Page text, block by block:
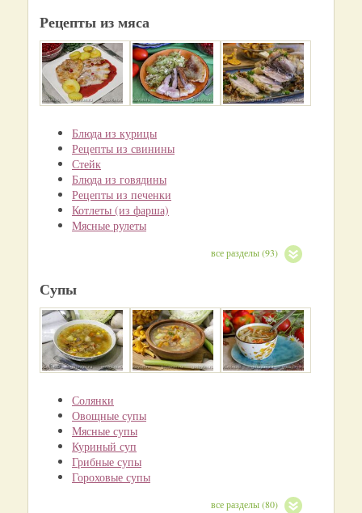
Рецепты из мяса
Блюда из курицы
Рецепты из свинины
Стейк
Блюда из говядины
Рецепты из печенки
Котлеты (из фарша)
Мясные рулеты
все разделы (93)
Супы
Солянки
Овощные супы
Мясные супы
Куриный суп
Грибные супы
Гороховые супы
все разделы (80)